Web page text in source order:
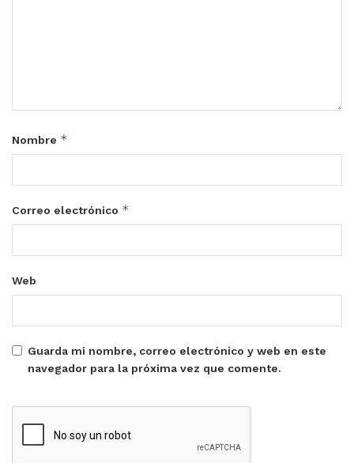
Nombre *
Correo electrónico *
Web
Guarda mi nombre, correo electrónico y web en este
navegador para la próxima vez que comente.